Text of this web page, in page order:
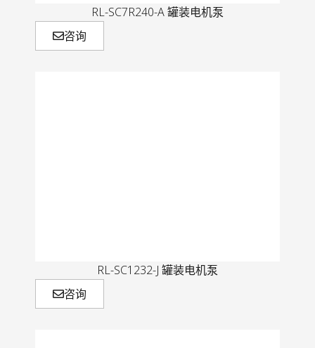
RL-SC7R240-A 罐装电机泵
咨询
RL-SC1232-J 罐装电机泵
咨询